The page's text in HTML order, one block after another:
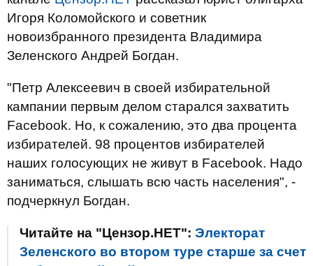
Игоря Коломойского и советник
новоизбранного президента Владимира
Зеленского Андрей Богдан.
"Петр Алексеевич в своей избирательной
кампании первым делом старался захватить
Facebook. Но, к сожалению, это два процента
избирателей. 98 процентов избирателей
наших голосующих не живут в Facebook. Надо
заниматься, слышать всю часть населения", -
подчеркнул Богдан.
Читайте на "Цензор.НЕТ": Электорат
Зеленского во втором туре старше за счет